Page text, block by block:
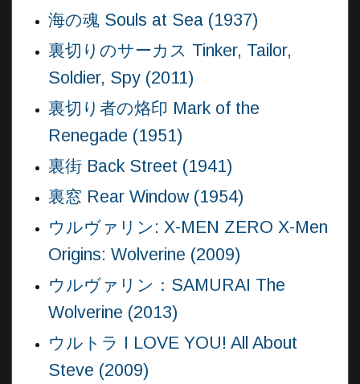
海の魂 Souls at Sea (1937)
裏切りのサーカス Tinker, Tailor,
Soldier, Spy (2011)
裏切り者の烙印 Mark of the
Renegade (1951)
裏街 Back Street (1941)
裏窓 Rear Window (1954)
ウルヴァリン: X-MEN ZERO X-Men
Origins: Wolverine (2009)
ウルヴァリン：SAMURAI The
Wolverine (2013)
ウルトラ I LOVE YOU! All About
Steve (2009)